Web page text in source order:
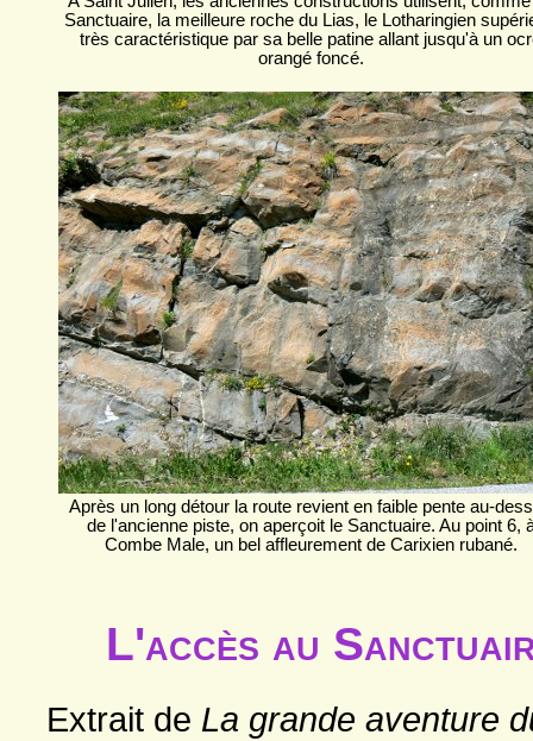
Sanctuaire, la meilleure roche du Lias, le Lotharingien
très caractéristique par sa belle patine allant jusqu'à un
orangé foncé.
Après un long détour la route revient en faible pente au-
de l'ancienne piste, on aperçoit le Sanctuaire. Au point 6,
Combe Male, un bel affleurement de Carixien rubané.
L'accès au
Extrait de La grande aventure